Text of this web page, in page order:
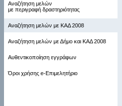
Αναζήτηση μελών
με περιγραφή δραστηριότητας
Αναζήτηση μελών με ΚΑΔ 2008
Αναζήτηση μελών με Δήμο και ΚΑΔ 2008
Αυθεντικοποίηση εγγράφων
Όροι χρήσης e-Επιμελητήριο